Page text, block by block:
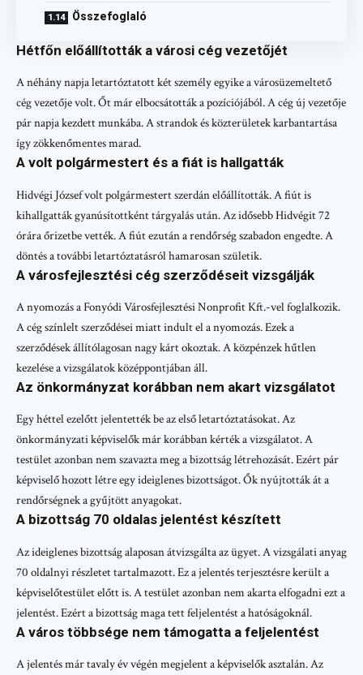
Összefoglaló
Hétfőn előállították a városi cég vezetőjét
A néhány napja letartóztatott két személy egyike a városüzemeltető
cég vezetője volt. Őt már elbocsátották a pozíciójából. A cég új vezetője
pár napja kezdett munkába. A strandok és közterületek karbantartása
így zökkenőmentes marad.
A volt polgármestert és a fiát is hallgatták
Hidvégi József volt polgármestert szerdán előállították. A fiút is
kihallgatták gyanúsítottként tárgyalás után. Az idősebb Hidvégit 72
órára őrizetbe vették. A fiút ezután a rendőrség szabadon engedte. A
döntés a további letartóztatásról hamarosan születik.
A városfejlesztési cég szerződéseit vizsgálják
A nyomozás a Fonyódi Városfejlesztési Nonprofit Kft.-vel foglalkozik.
A cég színlelt szerződései miatt indult el a nyomozás. Ezek a
szerződések állítólagosan nagy kárt okoztak. A közpénzek hűtlen
kezelése a vizsgálatok középpontjában áll.
Az önkormányzat korábban nem akart vizsgálatot
Egy héttel ezelőtt jelentették be az első letartóztatásokat. Az
önkormányzati képviselők már korábban kérték a vizsgálatot. A
testület azonban nem szavazta meg a bizottság létrehozását. Ezért pár
képviselő hozott létre egy ideiglenes bizottságot. Ők nyújtották át a
rendőrségnek a gyűjtött anyagokat.
A bizottság 70 oldalas jelentést készített
Az ideiglenes bizottság alaposan átvizsgálta az ügyet. A vizsgálati anyag
70 oldalnyi részletet tartalmazott. Ez a jelentés terjesztésre került a
képviselőtestület előtt is. A testület azonban nem akarta elfogadni ezt a
jelentést. Ezért a bizottság maga tett feljelentést a hatóságoknál.
A város többsége nem támogatta a feljelentést
A jelentés már tavaly év végén megjelent a képviselők asztalán. Az